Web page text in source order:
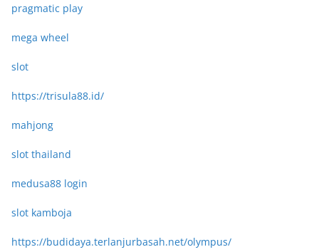
pragmatic play
mega wheel
slot
https://trisula88.id/
mahjong
slot thailand
medusa88 login
slot kamboja
https://budidaya.terlanjurbasah.net/olympus/